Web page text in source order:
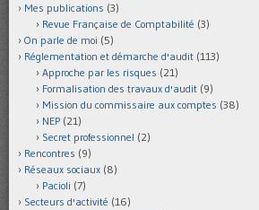
Mes publications (3)
Revue Française de Comptabilité (3)
On parle de moi (5)
Réglementation et démarche d'audit (113)
Approche par les risques (21)
Formalisation des travaux d'audit (9)
Mission du commissaire aux comptes (38)
NEP (21)
Secret professionnel (2)
Rencontres (9)
Réseaux sociaux (8)
Pacioli (7)
Secteurs d'activité (16)